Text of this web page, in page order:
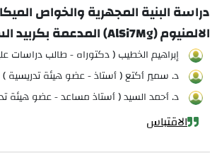
دراسة البنية المجهرية والخواص
الالمنيوم (AlSi7Mg) المدعمة بكربيد السيلكون والبورون
إبراهيم الخطيب ( دكتوراه - طالب دراسات
د. سمير أكتع ( أستاذ - عضو هيئة تدريسية )
د. أحمد السيد ( أستاذ مساعد - عضو هيئة
الاقتباس